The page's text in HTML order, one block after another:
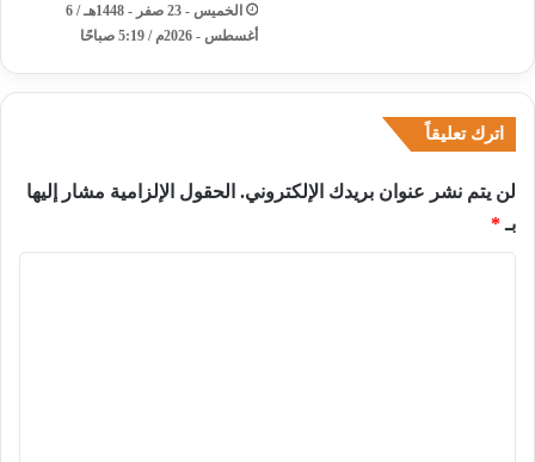
الخميس - 23 صفر - 1448هـ / 6
أغسطس - 2026م / 5:19 صباحًا
اترك تعليقاً
لن يتم نشر عنوان بريدك الإلكتروني. الحقول الإلزامية مشار إليها
بـ*